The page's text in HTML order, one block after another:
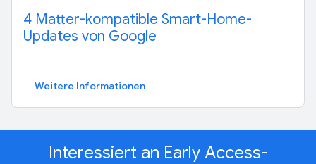
4 Matter-kompatible Smart-Home-
Updates von Google
Weitere Informationen
Interessiert an Early Access-